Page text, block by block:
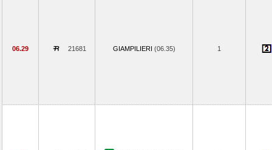
06.29 21681 GIAMPILIERI (06.35) 1